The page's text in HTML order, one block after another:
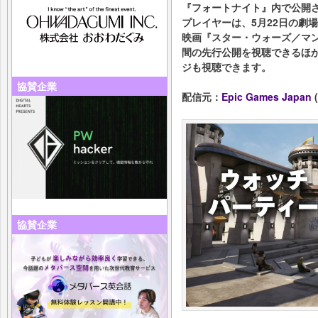
協賛企業
協賛企業
『フォートナイト』内で公
プレイヤーは、5月22日の劇
映画『スター・ウォーズ／マ
間の先行公開を視聴できる
ジも視聴できます。
配信元： Epic Games Japan